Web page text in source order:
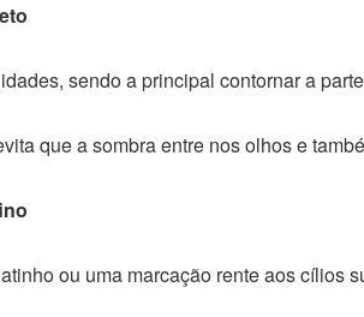
sendo a principal contornar a
que a sombra entre nos olhos e
ou uma marcação rente aos cílios